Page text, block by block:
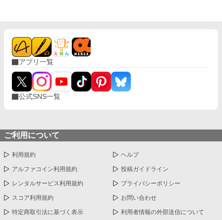
アプリ一覧
公式SNS一覧
ご利用について
利用規約 ヘルプ
アルファコイン利用規約 投稿ガイドライン
レンタルサービス利用規約 プライバシーポリシー
スコア利用規約 お問い合わせ
特定商取引法に基づく表示 利用者情報の外部送信について